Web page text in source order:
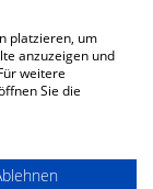
platzieren, um
anzuzeigen und
weitere
Sie die